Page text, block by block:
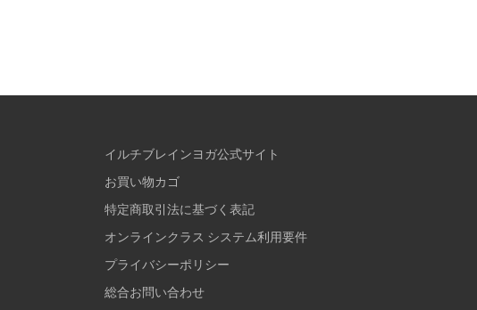
イルチブレインヨガ公式サイト
お買い物カゴ
特定商取引法に基づく表記
オンラインクラス システム利用要件
プライバシーポリシー
総合お問い合わせ